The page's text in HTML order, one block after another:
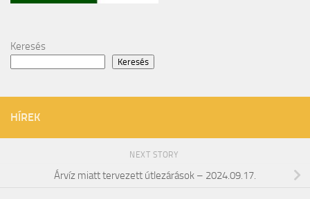
Keresés
Keresés
HÍREK
NEXT STORY
Árvíz miatt tervezett útlezárások – 2024.09.17.